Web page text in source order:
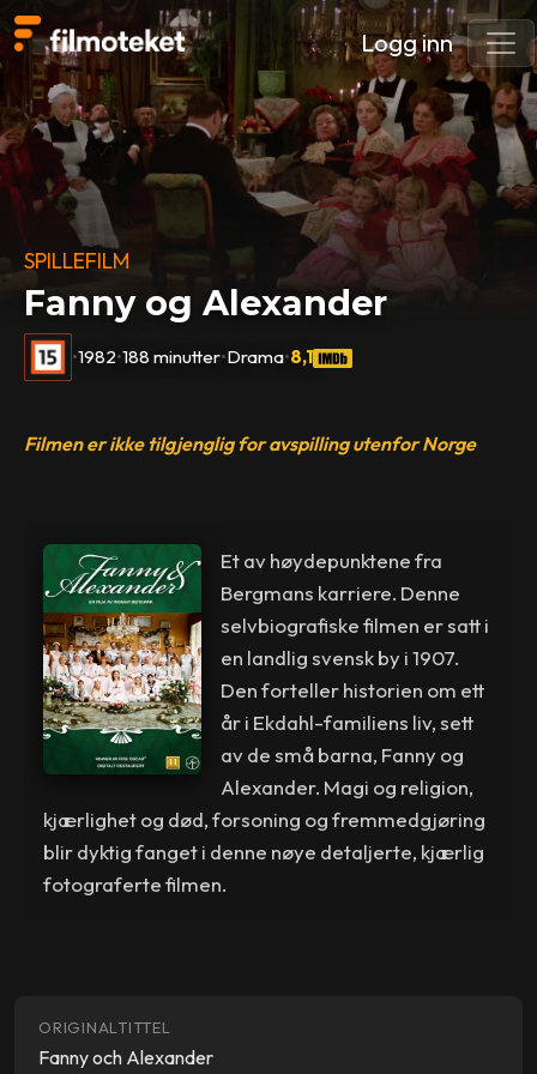
Logg inn
SPILLEFILM
Fanny og Alexander
•1982•188 minutter•Drama•8,1
Filmen er ikke tilgjenglig for avspilling utenfor Norge
Et av høydepunktene fra
Bergmans karriere. Denne
selvbiografiske filmen er satt i
en landlig svensk by i 1907.
Den forteller historien om ett
år i Ekdahl-familiens liv, sett
av de små barna, Fanny og
Alexander. Magi og religion,
kjærlighet og død, forsoning og fremmedgjøring
blir dyktig fanget i denne nøye detaljerte, kjærlig
fotograferte filmen.
ORIGINALTITTEL
Fanny och Alexander